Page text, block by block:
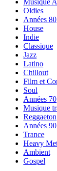
Musique
Oldies
Années 80
House
Indie
Classique
Jazz
Latino
Chillout
Film et
Soul
Années 70
Musique
Reggaeton
Années 90
Trance
Heavy
Ambient
Gospel